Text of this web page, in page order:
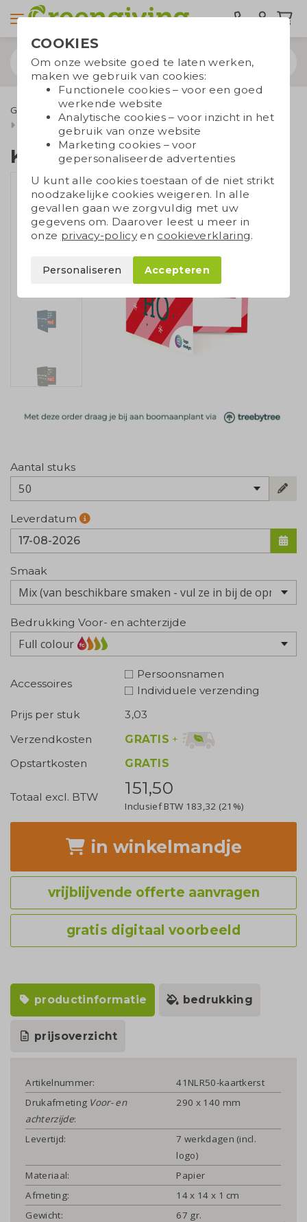
Geefmomenten Kerstgeschenken
Kerstkaart met Tony
Kerstkaart met Tony
Aantal stuks
50
Leverdatum
Smaak
Bedrukking Voor- en achterzijde
Full colour
Accessoires
Persoonsnamen
Individuele verzending
Prijs per stuk
3,03
Verzendkosten
GRATIS +
Opstartkosten
GRATIS
Totaal excl. BTW 151,50
Inclusief BTW 183,32 (21%)
in winkelmandje
vrijblijvende offerte aanvragen
gratis digitaal voorbeeld
productinformatie bedrukking
prijsoverzicht
Artikelnummer:
41NLR50-kaartkerst
Drukafmeting Voor- en
achterzijde:
290 x 140 mm
Levertijd:
7 werkdagen (incl.
logo)
Materiaal:
Papier
Afmeting:
14 x 14 x 1 cm
Gewicht:
67 gr.
COOKIES
Om onze website goed te laten werken,
maken we gebruik van cookies:
Functionele cookies – voor een goed
werkende website
Analytische cookies – voor inzicht in het
gebruik van onze website
Marketing cookies – voor
gepersonaliseerde advertenties
U kunt alle cookies toestaan of de niet strikt
noodzakelijke cookies weigeren. In alle
gevallen gaan we zorgvuldig met uw
gegevens om. Daarover leest u meer in
onze privacy-policyen cookieverklaring.
Personaliseren Accepteren